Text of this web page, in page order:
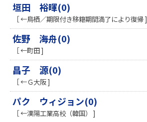
垣田 裕暉(0)
［ ←鳥栖／期限付き移籍期間満了により復帰 ]
佐野 海舟(0)
［ ←町田 ]
昌子 源(0)
［ ←Ｇ大阪 ]
パク ウィジョン(0)
［ ←漢陽工業高校（韓国） ]